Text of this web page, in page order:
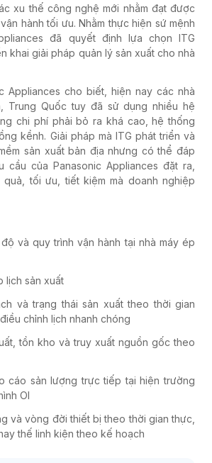
xu thế công nghệ mới nhằm đạt được
hành tối ưu. Nhằm thực hiện sứ mệnh
đã quyết định lựa chọn ITG
khai giải pháp quản lý sản xuất cho nhà
Appliances cho biết, hiện nay các nhà
Trung Quốc tuy đã sử dụng nhiều hệ
chi phí phải bỏ ra khá cao, hệ thống
kềnh. Giải pháp mà ITG phát triển và
sản xuất bản địa nhưng có thể đáp
cầu của Panasonic Appliances đặt ra,
tối ưu, tiết kiệm mà doanh nghiệp
và quy trình vận hành tại nhà máy ép
lịch sản xuất
và trạng thái sản xuất theo thời gian
chỉnh lịch nhanh chóng
tồn kho và truy xuất nguồn gốc theo
cáo sản lượng trực tiếp tại hiện trường
OI
và vòng đời thiết bị theo thời gian thực,
thế linh kiện theo kế hoạch